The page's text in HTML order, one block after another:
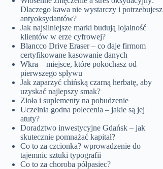
Dlaczego kawa nie wystarczy i potrzebujesz
antyoksydantów?
Jak najsilniejsze marki budują lojalność
klientów w erze cyfrowej?
Blancco Drive Eraser – co daje firmom
certyfikowane kasowanie danych
Wkra – miejsce, które pokochasz od
pierwszego spływu
Jak zaparzyć chińską czarną herbatę, aby
uzyskać najlepszy smak?
Zioła i suplementy na pobudzenie
Uczelnia godna polecenia – jakie są jej
atuty?
Doradztwo inwestycyjne Gdańsk – jak
skutecznie pomnażać kapitał?
Co to za czcionka? wprowadzenie do
tajemnic sztuki typografii
Co to za choroba półpasiec?